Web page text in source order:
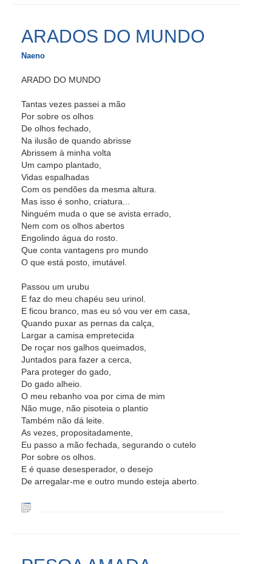
ARADOS DO MUNDO
Naeno
ARADO DO MUNDO
Tantas vezes passei a mão
Por sobre os olhos
De olhos fechado,
Na ilusão de quando abrisse
Abrissem à minha volta
Um campo plantado,
Vidas espalhadas
Com os pendões da mesma altura.
Mas isso é sonho, criatura...
Ninguém muda o que se avista errado,
Nem com os olhos abertos
Engolindo água do rosto.
Que conta vantagens pro mundo
O que está posto, imutável.
Passou um urubu
E faz do meu chapéu seu urinol.
E ficou branco, mas eu só vou ver em casa,
Quando puxar as pernas da calça,
Largar a camisa empretecida
De roçar nos galhos queimados,
Juntados para fazer a cerca,
Para proteger do gado,
Do gado alheio.
O meu rebanho voa por cima de mim
Não muge, não pisoteia o plantio
Também não dá leite.
As vezes, propositadamente,
Eu passo a mão fechada, segurando o cutelo
Por sobre os olhos.
E é quase desesperador, o desejo
De arregalar-me e outro mundo esteja aberto.